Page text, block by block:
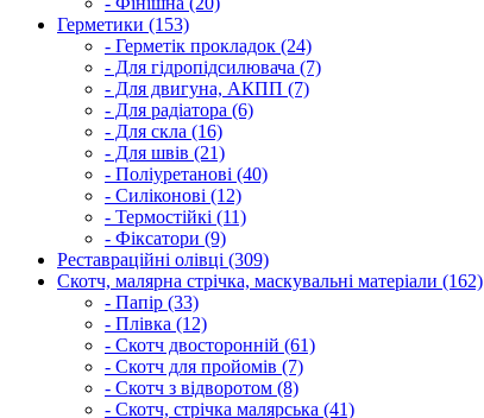
Герметики (153)
- Герметік прокладок (24)
- Для гідропідсилювача (7)
- Для двигуна, АКПП (7)
- Для радіатора (6)
- Для скла (16)
- Для швів (21)
- Поліуретанові (40)
- Силіконові (12)
- Термостійкі (11)
- Фіксатори (9)
Реставраційні олівці (309)
Скотч, малярна стрічка, маскувальні матеріали (162)
- Папір (33)
- Плівка (12)
- Скотч двосторонній (61)
- Скотч для пройомів (7)
- Скотч з відворотом (8)
- Скотч, стрічка малярська (41)